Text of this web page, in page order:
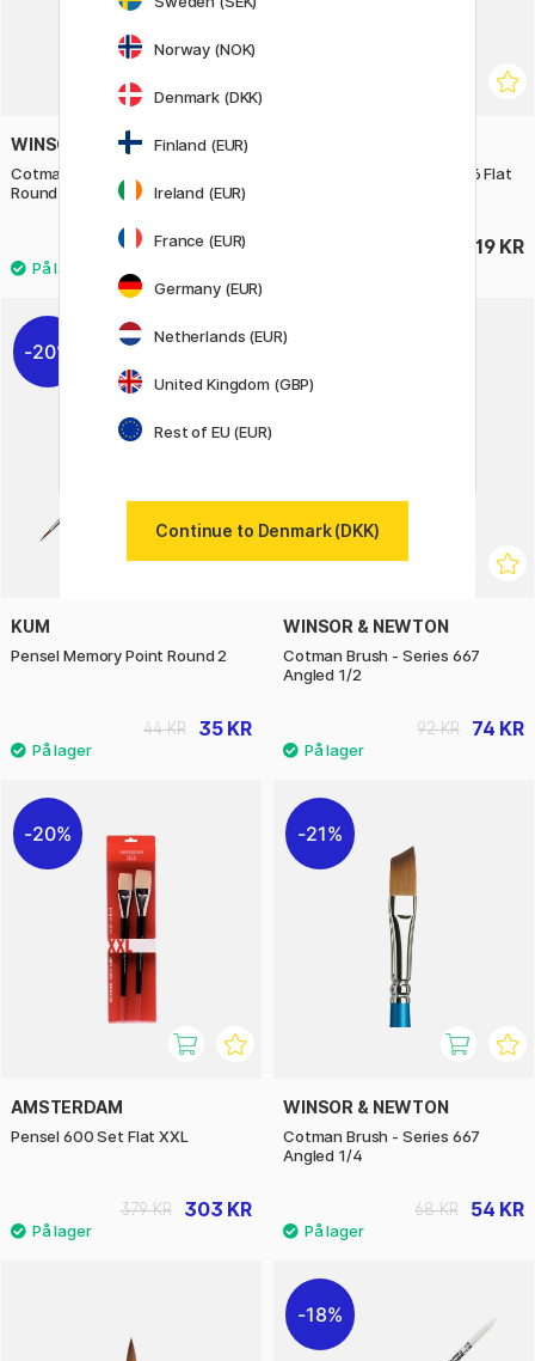
WINSOR & NEWTON
Cotman Brush - Series 111
Round 2
32 KR
40 KR
Cotman Brush - Series 666 Flat
219 KR
20%
KUM
Pensel Memory Point Round 2
35 KR
44 KR
WINSOR & NEWTON
Cotman Brush - Series 667
Angled 1/2
74 KR
92 KR
20%
AMSTERDAM
Pensel 600 Set Flat XXL
303 KR
379 KR
21%
WINSOR & NEWTON
Cotman Brush - Series 667
Angled 1/4
54 KR
68 KR
18%
Norway (NOK)
Denmark (DKK)
Finland (EUR)
Ireland (EUR)
France (EUR)
Germany (EUR)
Netherlands (EUR)
United Kingdom (GBP)
Rest of EU (EUR)
Continue to Denmark (DKK)